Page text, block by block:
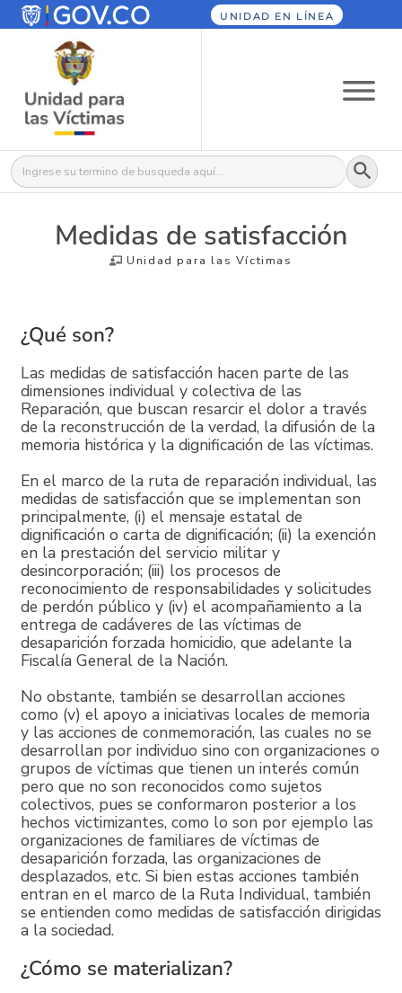
UNIDAD EN LÍNEA
Buscar: Botón
Medidas de satisfacción
Unidad para las Víctimas
¿Qué son?
Las medidas de satisfacción hacen parte de las
dimensiones individual y colectiva de las
Reparación, que buscan resarcir el dolor a través
de la reconstrucción de la verdad, la difusión de la
memoria histórica y la dignificación de las víctimas.
En el marco de la ruta de reparación individual, las
medidas de satisfacción que se implementan son
principalmente, (i) el mensaje estatal de
dignificación o carta de dignificación; (ii) la exención
en la prestación del servicio militar y
desincorporación; (iii) los procesos de
reconocimiento de responsabilidades y solicitudes
de perdón público y (iv) el acompañamiento a la
entrega de cadáveres de las víctimas de
desaparición forzada homicidio, que adelante la
Fiscalía General de la Nación.
No obstante, también se desarrollan acciones
como (v) el apoyo a iniciativas locales de memoria
y las acciones de conmemoración, las cuales no se
desarrollan por individuo sino con organizaciones o
grupos de víctimas que tienen un interés común
pero que no son reconocidos como sujetos
colectivos, pues se conformaron posterior a los
hechos victimizantes, como lo son por ejemplo las
organizaciones de familiares de víctimas de
desaparición forzada, las organizaciones de
desplazados, etc. Si bien estas acciones también
entran en el marco de la Ruta Individual, también
se entienden como medidas de satisfacción dirigidas
a la sociedad.
¿Cómo se materializan?